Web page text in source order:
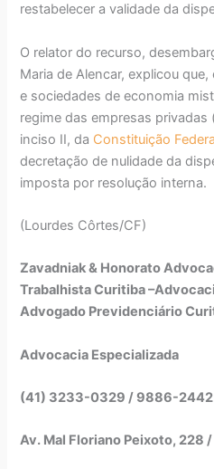
restabelecer a validade da
O relator do recurso,
Maria de Alencar, explicou
e sociedades de economia
regime das empresas privadas
inciso II, da Constituição
decretação de nulidade da
imposta por resolução interna.
(Lourdes Côrtes/CF)
Zavadniak & Honorato
Trabalhista Curitiba
Advogado Previdenciário
Advocacia Especializada
(41) 3233-0329 / 9886-
Av. Mal Floriano Peixoto, 228